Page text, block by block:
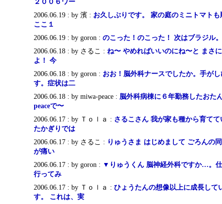
２００６ワー
2006.06.19 : by 濱 : お久しぶりです。 家の庭のミニトマト
ここ１
2006.06.19 : by goron : のこった！のこった！ 次はブラジル
2006.06.18 : by さるこ : ね〜 やめればいいのにね〜と まさ
よ！ 今
2006.06.18 : by goron : おお！脳外科ナースでしたか。手が
す。症状は二
2006.06.18 : by miwa-peace : 脳外科病棟に６年勤務したおた
peaceで〜
2006.06.17 : by Ｔｏｌａ : さるこさん 我が家も種から育て
たかぎりでは
2006.06.17 : by さるこ : りゅうさま はじめまして ごろんの
が痛い
2006.06.17 : by goron : ▼りゅうくん 脳神経外科ですか…。
行ってみ
2006.06.17 : by Ｔｏｌａ : ひょうたんの想像以上に成長して
す。 これは、実